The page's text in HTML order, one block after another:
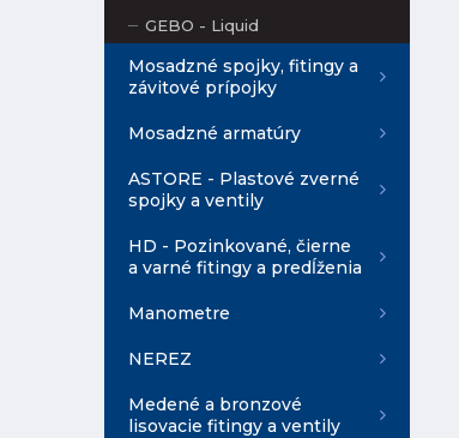
GEBO - Liquid
Mosadzné spojky, fitingy a
závitové prípojky
Mosadzné armatúry
ASTORE - Plastové zverné
spojky a ventily
HD - Pozinkované, čierne
a varné fitingy a predĺženia
Manometre
NEREZ
Medené a bronzové
lisovacie fitingy a ventily